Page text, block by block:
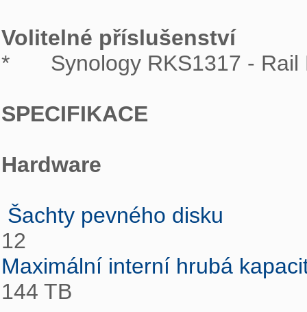
Volitelné příslušenství
*	Synology RKS1317 - Rail Kit Sliding
SPECIFIKACE
Hardware
Šachty pevného disku
Maximální interní hrubá
144 TB